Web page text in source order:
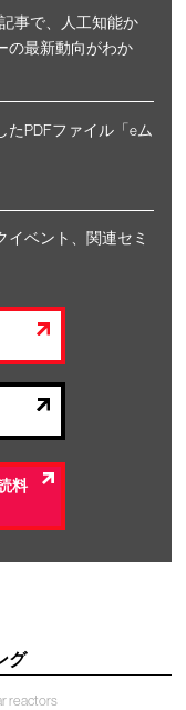
事で、人工知能か
の最新動向がわか
たPDFファイル「eム
イベント、関連セミ
料
グ
reactors